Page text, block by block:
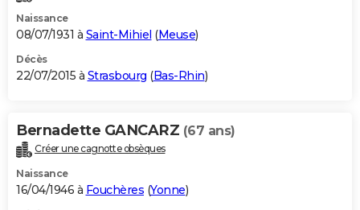
Naissance
08/07/1931 à Saint-Mihiel (Meuse)
Décès
22/07/2015 à Strasbourg (Bas-Rhin)
Bernadette GANCARZ (67 ans)
Créer une cagnotte obsèques
Naissance
16/04/1946 à Fouchères (Yonne)